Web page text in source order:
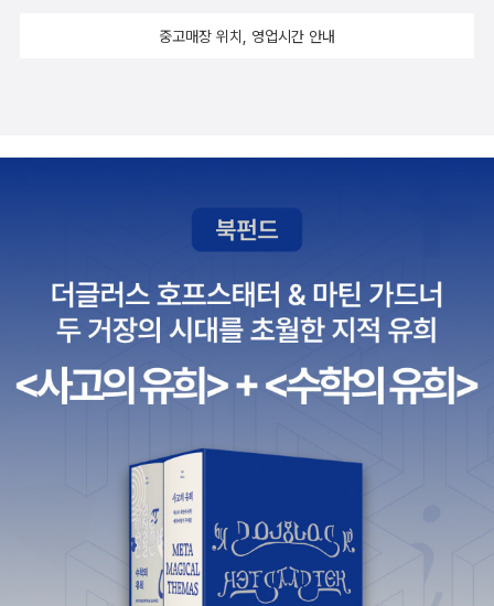
미디어 믹스된 바가 있다. 2004년 4월 14일 발생한 도쿄 자택의 화
국지는 여러 단권에다 이문열 10권, 정비석 6권, 박성봉 작품 등으로
그리고 수호지는 단권 3권짜리, 고우영 수호지, 김팔봉 8권짜리까지
읽어봤다. 이중 4개의 고전중에 단연코 재미를 꼽으라면 강호는 주저
지, 최고!강호의 닉답게 수호지야말로 강호의 세계를 제대로 그린 작
치는 모험담은 재미가 엄청 충만한 작품이다. 더군다나그 군상들이
모이는 과정이나 모여서 각자당여를 지어 활동하는 그림은 이 작이
무협스럽기도 하면서도 무언가 묵직한 메시지가 담겨져 있다. 그리고
그 속에서는 패러독스한 유머가 자리잡고 있다. 이런 것은 아마도 '고
우영 수호지'의 영향이 크기도 한데, 하지만 국내 수호지 작가중 최고
중고매장 위치, 영업시간 안내